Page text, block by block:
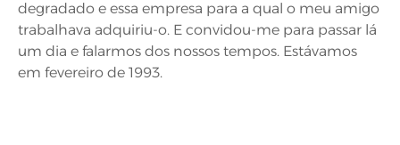
degradado e essa empresa para a qual o meu amigo
trabalhava adquiriu-o. E convidou-me para passar lá
um dia e falarmos dos nossos tempos. Estávamos
em fevereiro de 1993.